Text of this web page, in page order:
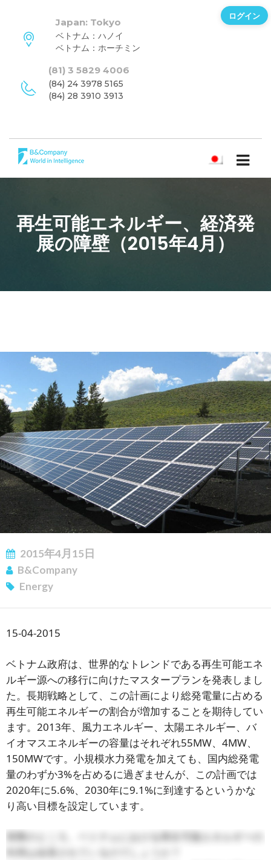
Japan: Tokyo
ベトナム：ハノイ
ベトナム：ホーチミン
(81) 3 5829 4006
(84) 24 3978 5165
(84) 28 3910 3913
日本語
再生可能エネルギー、経済発
展の障壁（2015年4月）
2015年4月15日
B&Company
Energy
15-04-2015
ベトナム政府は、世界的なトレンドである再生可能エネ
ルギー源への移行に向けたマスタープランを発表しまし
た。長期戦略として、この計画により総発電量に占める
再生可能エネルギーの割合が増加することを期待してい
ます。2013年、風力エネルギー、太陽エネルギー、バ
イオマスエネルギーの容量はそれぞれ55MW、4MW、
150MWです。小規模水力発電を加えても、国内総発電
量のわずか3%を占めるに過ぎませんが、この計画では
2020年に5.6%、2030年に9.1%に到達するというかな
り高い目標を設定しています。
実際のところ、ベトナムにおける再生可能エネルギーの
利用は改善されているのでしょうか？
ログイン
ニュースレターを購読する